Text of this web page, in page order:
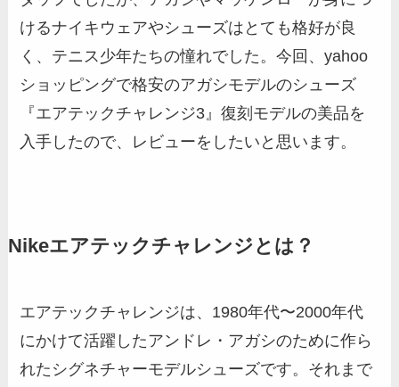
けるナイキウェアやシューズはとても格好が良
く、テニス少年たちの憧れでした。今回、yahoo
ショッピングで格安のアガシモデルのシューズ
『エアテックチャレンジ3』復刻モデルの美品を
入手したので、レビューをしたいと思います。
Nikeエアテックチャレンジとは？
エアテックチャレンジは、1980年代〜2000年代
にかけて活躍したアンドレ・アガシのために作ら
れたシグネチャーモデルシューズです。それまで